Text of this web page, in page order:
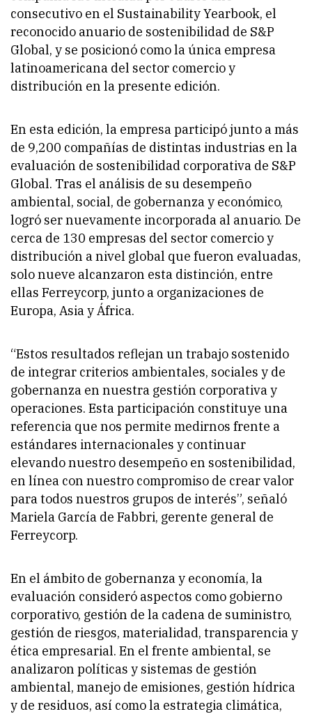
consecutivo en el Sustainability Yearbook, el
reconocido anuario de sostenibilidad de S&P
Global, y se posicionó como la única empresa
latinoamericana del sector comercio y
distribución en la presente edición.
En esta edición, la empresa participó junto a más
de 9,200 compañías de distintas industrias en la
evaluación de sostenibilidad corporativa de S&P
Global. Tras el análisis de su desempeño
ambiental, social, de gobernanza y económico,
logró ser nuevamente incorporada al anuario. De
cerca de 130 empresas del sector comercio y
distribución a nivel global que fueron evaluadas,
solo nueve alcanzaron esta distinción, entre
ellas Ferreycorp, junto a organizaciones de
Europa, Asia y África.
“Estos resultados reflejan un trabajo sostenido
de integrar criterios ambientales, sociales y de
gobernanza en nuestra gestión corporativa y
operaciones. Esta participación constituye una
referencia que nos permite medirnos frente a
estándares internacionales y continuar
elevando nuestro desempeño en sostenibilidad,
en línea con nuestro compromiso de crear valor
para todos nuestros grupos de interés”, señaló
Mariela García de Fabbri, gerente general de
Ferreycorp.
En el ámbito de gobernanza y economía, la
evaluación consideró aspectos como gobierno
corporativo, gestión de la cadena de suministro,
gestión de riesgos, materialidad, transparencia y
ética empresarial. En el frente ambiental, se
analizaron políticas y sistemas de gestión
ambiental, manejo de emisiones, gestión hídrica
y de residuos, así como la estrategia climática,